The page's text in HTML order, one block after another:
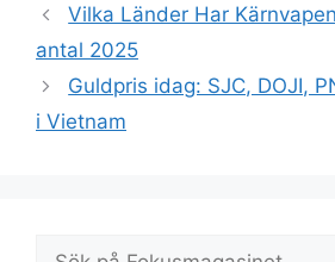
Vilka Länder Har
antal 2025
Guldpris idag: SJC, DOJI,
i Vietnam
Sök